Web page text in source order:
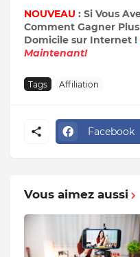
NOUVEAU : Si Vous
Comment Gagner
Domicile sur Internet !
Maintenant!
Tags Affiliation
Facebook
Vous aimez aussi